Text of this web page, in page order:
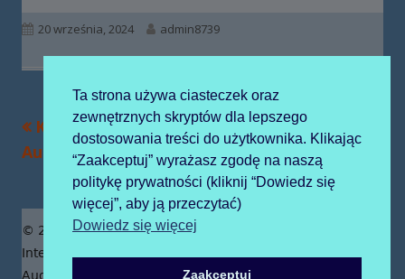
Opublikowano
20 września, 2024 Autor
admin8739
Nawigacja
wpisu
Poprzedni
artykół
Kaplica Sióstr
Augustianek
Następny
artykół:
„Powitanie jesieni na
sportowo”
Zawartość
stopki
© 2019 Publiczne Przedszkole z Oddziałami
Integracyjnymi prowadzone przez Zgromadzenie Sióstr
Augustianek
Ta strona używa ciasteczek oraz
zewnętrznych skryptów dla lepszego
dostosowania treści do użytkownika. Klikając
“Zaakceptuj” wyrażasz zgodę na naszą
politykę prywatności (kliknij “Dowiedz się
więcej”, aby ją przeczytać)
Dowiedz się więcej
Zaakceptuj